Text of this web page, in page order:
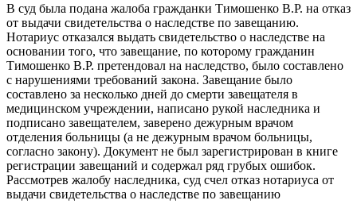
В суд была подана жалоба гражданки Тимошенко В.Р. на отказ
от выдачи свидетельства о наследстве по завещанию.
Нотариус отказался выдать свидетельство о наследстве на
основании того, что завещание, по которому гражданин
Тимошенко В.Р. претендовал на наследство, было составлено
с нарушениями требований закона. Завещание было
составлено за несколько дней до смерти завещателя в
медицинском учреждении, написано рукой наследника и
подписано завещателем, заверено дежурным врачом
отделения больницы (а не дежурным врачом больницы,
согласно закону). Документ не был зарегистрирован в книге
регистрации завещаний и содержал ряд грубых ошибок.
Рассмотрев жалобу наследника, суд счел отказ нотариуса от
выдачи свидетельства о наследстве по завещанию